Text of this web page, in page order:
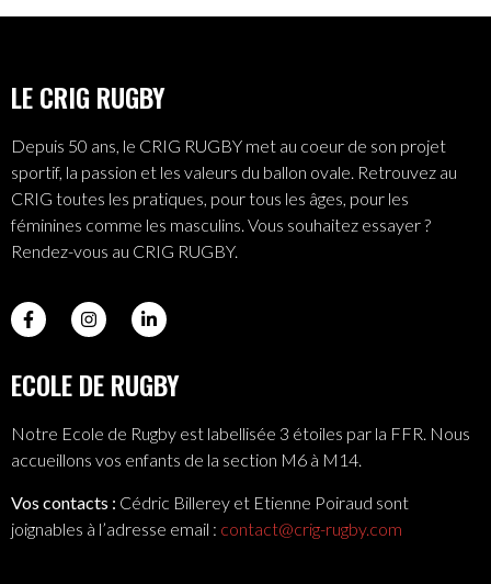
LE CRIG RUGBY
Depuis 50 ans, le CRIG RUGBY met au coeur de son projet
sportif, la passion et les valeurs du ballon ovale. Retrouvez au
CRIG toutes les pratiques, pour tous les âges, pour les
féminines comme les masculins. Vous souhaitez essayer ?
Rendez-vous au CRIG RUGBY.
ECOLE DE RUGBY
Notre Ecole de Rugby est labellisée 3 étoiles par la FFR. Nous
accueillons vos enfants de la section M6 à M14.
Vos contacts : Cédric Billerey et Etienne Poiraud sont
joignables à l’adresse email : contact@crig-rugby.com